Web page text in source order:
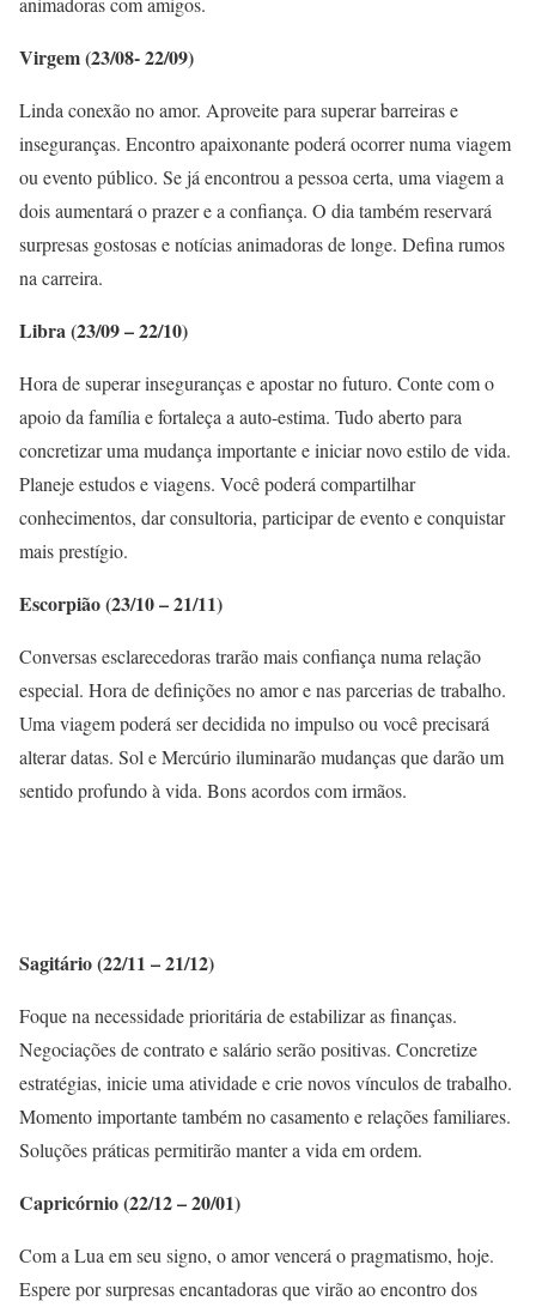
Virgem (23/08- 22/09)
Linda conexão no amor. Aproveite para superar barreiras e
inseguranças. Encontro apaixonante poderá ocorrer numa viagem
ou evento público. Se já encontrou a pessoa certa, uma viagem a
dois aumentará o prazer e a confiança. O dia também reservará
surpresas gostosas e notícias animadoras de longe. Defina rumos
na carreira.
Libra (23/09 – 22/10)
Hora de superar inseguranças e apostar no futuro. Conte com o
apoio da família e fortaleça a auto-estima. Tudo aberto para
concretizar uma mudança importante e iniciar novo estilo de vida.
Planeje estudos e viagens. Você poderá compartilhar
conhecimentos, dar consultoria, participar de evento e conquistar
mais prestígio.
Escorpião (23/10 – 21/11)
Conversas esclarecedoras trarão mais confiança numa relação
especial. Hora de definições no amor e nas parcerias de trabalho.
Uma viagem poderá ser decidida no impulso ou você precisará
alterar datas. Sol e Mercúrio iluminarão mudanças que darão um
sentido profundo à vida. Bons acordos com irmãos.
Sagitário (22/11 – 21/12)
Foque na necessidade prioritária de estabilizar as finanças.
Negociações de contrato e salário serão positivas. Concretize
estratégias, inicie uma atividade e crie novos vínculos de trabalho.
Momento importante também no casamento e relações familiares.
Soluções práticas permitirão manter a vida em ordem.
Capricórnio (22/12 – 20/01)
Com a Lua em seu signo, o amor vencerá o pragmatismo, hoje.
Espere por surpresas encantadoras que virão ao encontro dos